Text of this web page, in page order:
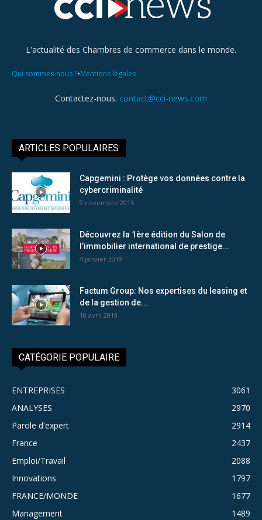
L'actualité des Chambres de commerce dans le monde.
Qui sommes-nous ?•Mentions légales
Contactez-nous: contact@cci-news.com
ARTICLES POPULAIRES
Capgemini : Protège vos données contre la
cybercriminalité
9 novembre 2015
Découvrez la 1ère édition du Salon de
l’immobilier international de prestige...
4 janvier 2019
Factum Group: Nos expertises du leasing et
de la gestion de...
10 avril 2019
CATÉGORIE POPULAIRE
ENTREPRISES
3061
ANALYSES
2970
Parole d'expert
2914
France
2437
Emploi/Travail
2088
Innovations
1797
FRANCE/MONDE
1677
Management
1489